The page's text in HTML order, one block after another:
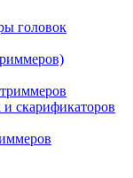
головок
скарификаторов